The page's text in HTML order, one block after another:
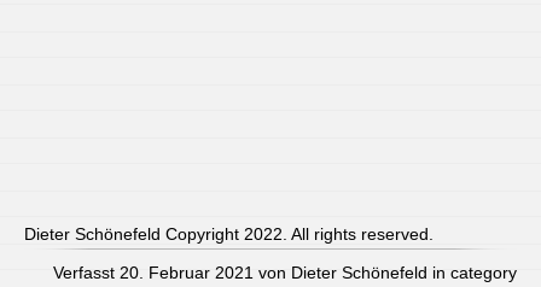
Dieter Schönefeld Copyright 2022. All rights reserved.
Verfasst 20. Februar 2021 von Dieter Schönefeld in category